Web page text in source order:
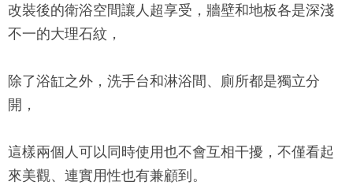
改裝後的衛浴空間讓人超享受，牆壁和地板各是深淺
不一的大理石紋，
除了浴缸之外，洗手台和淋浴間、廁所都是獨立分
開，
這樣兩個人可以同時使用也不會互相干擾，不僅看起
來美觀、連實用性也有兼顧到。